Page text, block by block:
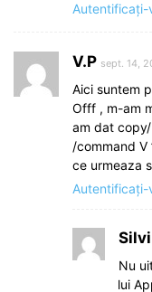
Autentificați-
V.P sept. 14,
Aici suntem
Offf , m-am
am dat
/command V
ce urmeaza
Autentificați-
Nu
lui